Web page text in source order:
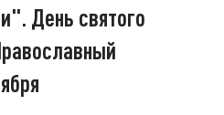
День святого